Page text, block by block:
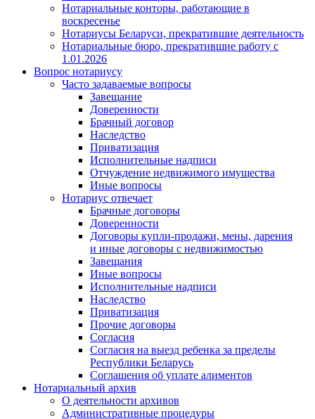
Нотариальные конторы, работающие в
воскресенье
Нотариусы Беларуси, прекратившие деятельность
Нотариальные бюро, прекратившие работу с
1.01.2026
Вопрос нотариусу
Часто задаваемые вопросы
Завещание
Доверенности
Брачный договор
Наследство
Приватизация
Исполнительные надписи
Отчуждение недвижимого имущества
Иные вопросы
Нотариус отвечает
Брачные договоры
Доверенности
Договоры купли-продажи, мены, дарения
и иные договоры с недвижимостью
Завещания
Иные вопросы
Исполнительные надписи
Наследство
Приватизация
Прочие договоры
Согласия
Согласия на выезд ребенка за пределы
Республики Беларусь
Соглашения об уплате алиментов
Нотариальный архив
О деятельности архивов
Административные процедуры